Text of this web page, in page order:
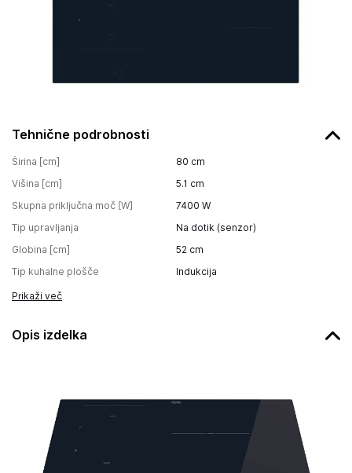
Tehnične podrobnosti
Širina [cm] 80 cm
Višina [cm]
5.1 cm
Skupna priključna moč [W]
7400 W
Tip upravljanja
Na dotik (senzor)
Globina [cm]
52 cm
Tip kuhalne plošče
Indukcija
Prikaži več
Opis izdelka